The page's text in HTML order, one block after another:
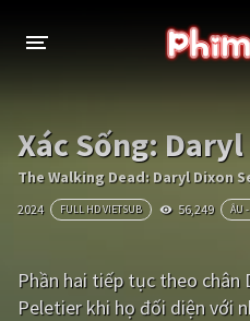
THỂ LOẠI
Thần thoại - Cổ trang
Tâm lý
Kinh dị
Xác Sống:
The Walking Dead: Daryl Dixon
2024 FULL HD VIETSUB 56,249 ÂU
Phần hai tiếp tục theo chân
Peletier khi họ đối diện với